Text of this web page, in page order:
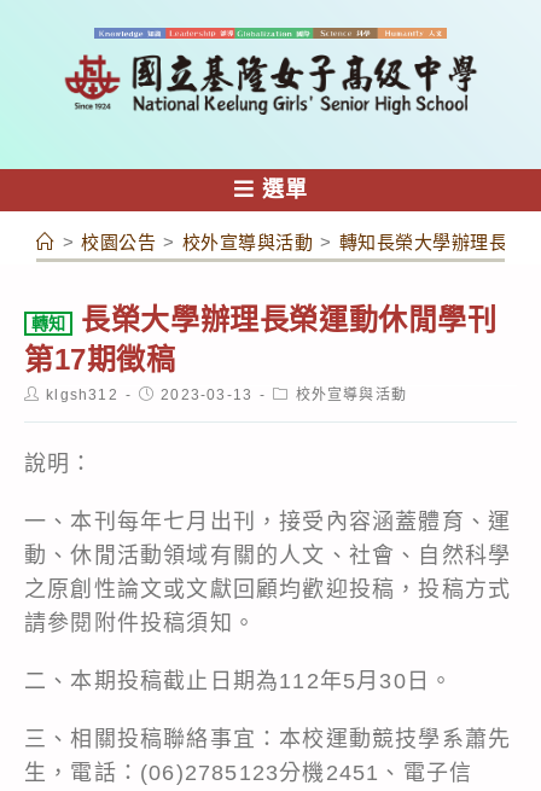
容
選單
> 校園公告 > 校外宣導與活動 > 轉知長榮大學辦理長榮
轉知
長榮大學辦理長榮運動休閒學刊
第17期徵稿
Postklgsh312
Post2023-03-13
Post校外宣導與活動
說明：
一、本刊每年七月出刊，接受內容涵蓋體育、運
動、休閒活動領域有關的人文、社會、自然科學
之原創性論文或文獻回顧均歡迎投稿，投稿方式
請參閱附件投稿須知。
二、本期投稿截止日期為112年5月30日。
三、相關投稿聯絡事宜：本校運動競技學系蕭先
生，電話：(06)2785123分機2451、電子信